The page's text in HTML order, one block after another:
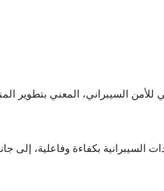
السيبراني، المعني بتطوير
السيبرانية بكفاءة وفاعلية، إلى